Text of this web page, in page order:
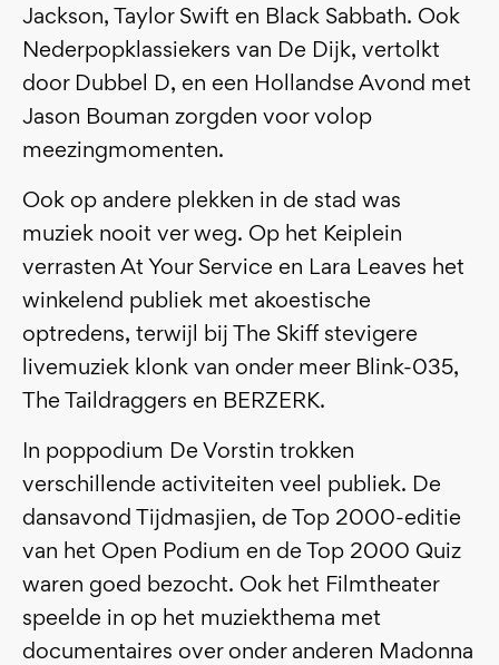
Jackson, Taylor Swift en Black Sabbath. Ook
Nederpopklassiekers van De Dijk, vertolkt
door Dubbel D, en een Hollandse Avond met
Jason Bouman zorgden voor volop
meezingmomenten.
Ook op andere plekken in de stad was
muziek nooit ver weg. Op het Keiplein
verrasten At Your Service en Lara Leaves het
winkelend publiek met akoestische
optredens, terwijl bij The Skiff stevigere
livemuziek klonk van onder meer Blink-035,
The Taildraggers en BERZERK.
In poppodium De Vorstin trokken
verschillende activiteiten veel publiek. De
dansavond Tijdmasjien, de Top 2000-editie
van het Open Podium en de Top 2000 Quiz
waren goed bezocht. Ook het Filmtheater
speelde in op het muziekthema met
documentaires over onder anderen Madonna